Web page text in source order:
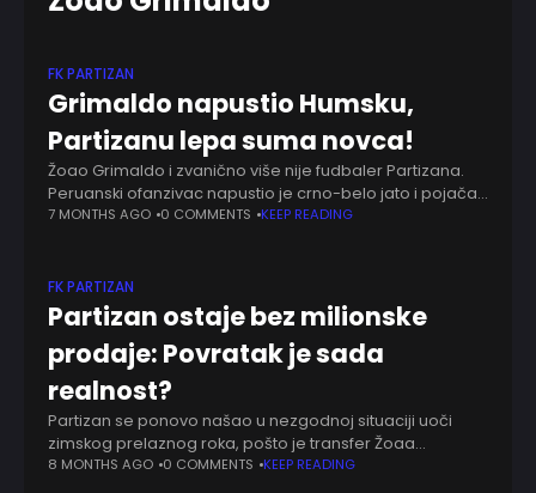
FK PARTIZAN
Grimaldo napustio Humsku,
Partizanu lepa suma novca!
Žoao Grimaldo i zvanično više nije fudbaler Partizana.
Peruanski ofanzivac napustio je crno-belo jato i pojačao
Spartu iz Praga, saopštio je klub iu Humske. Partizan će
7 MONTHS AGO 0 COMMENTS KEEP READING
FK PARTIZAN
Partizan ostaje bez milionske
prodaje: Povratak je sada
realnost?
Partizan se ponovo našao u nezgodnoj situaciji uoči
zimskog prelaznog roka, pošto je transfer Žoaa
Grimalda u Rigu doveden u pitanje zbog finansijskih
8 MONTHS AGO 0 COMMENTS KEEP READING